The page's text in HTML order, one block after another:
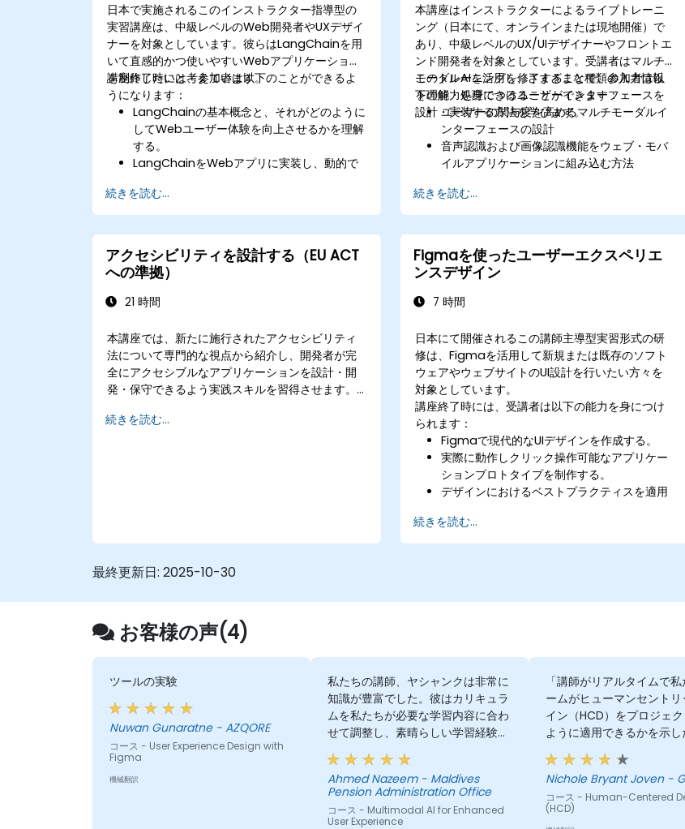
日本で実施されるこのインストラクター指導型の
実習講座は、中級レベルのWeb開発者やUXデザイ
ナーを対象としています。彼らはLangChainを用
いて直感的かつ使いやすいWebアプリケーション
を制作したいと考えています。
講座終了時には、参加者は以下のことができるよ
うになります：
LangChainの基本概念と、それがどのように
してWebユーザー体験を向上させるかを理解
する。
LangChainをWebアプリに実装し、動的で
APIをWebアプリに統合することで相互作用
性とユーザーのエンゲージメントを高める。
LangChainが提供する高度なカスタマイズ機
能を用いてユーザー体験を最適化する。
ユーザーの行動データを分析し、Webアプリ
のパフォーマンスおよび体験の微調整を行
う。
続きを読む...
本講座はインストラクターによるライブトレーニ
ング（日本にて、オンラインまたは現地開催）で
あり、中級レベルのUX/UIデザイナーやフロントエ
ンド開発者を対象としています。受講者はマルチ
モーダルAIを活用し、さまざまな種類の入力情報
を理解・処理できるユーザーインターフェースを
設計・実装する方法を学びます。
このトレーニングを修了することで、参加者は以
下の能力を身につけることができます：
ユーザーの関与度を高めるマルチモーダルイ
ンターフェースの設計
音声認識および画像認識機能をウェブ・モバ
イルアプリケーションに組み込む方法
性の高いUIを構築する技術
ユーザーデータの収集・処理における倫理的
側面への理解
続きを読む...
アクセシビリティを設計する（EU ACT
への準拠）
21 時間
本講座では、新たに施行されたアクセシビリティ
法について専門的な視点から紹介し、開発者が完
全にアクセシブルなアプリケーションを設計・開
発・保守できるよう実践スキルを習得させます。
い、その後すぐに実際のコーディング演習やツー
続きを読む...
Figmaを使ったユーザーエクスペリエ
ンスデザイン
7 時間
日本にて開催されるこの講師主導型実習形式の研
修は、Figmaを活用して新規または既存のソフト
ウェアやウェブサイトのUI設計を行いたい方々を
対象としています。
講座終了時には、受講者は以下の能力を身につけ
られます：
Figmaで現代的なUIデザインを作成する。
実際に動作しクリック操作可能なアプリケー
ションプロトタイプを制作する。
デザインにおけるベストプラクティスを適用
デザインプロジェクトの完成までの時間を短
縮する。
続きを読む...
最終更新日: 2025-10-30
お客様の声(4)
ツールの実験
Nuwan Gunaratne - AZQORE
コース - User Experience Design with
Figma
機械翻訳
私たちの講師、ヤシャンクは非常に
知識が豊富でした。彼はカリキュラ
ムを私たちが必要な学習内容に合わ
せて調整し、素晴らしい学習経験を
提供してくれました。彼が教えてい
る分野への理解は印象的で、実際の
経験に基づく洞察を共有し、仕事で
直面している実際の問題を解決する
ために支援してくれました。
Ahmed Nazeem - Maldives
Pension Administration Office
コース - Multimodal AI for Enhanced
User Experience
「講師がリアルタイムで
ームがヒューマンセント
イン（HCD）をプロジェ
ように適用できるかを示
は、非常に感謝しています
講師がプロジェクト全体を
ために時間を費やしてく
素晴らしい点でした。これ
UXとUIへのアプローチをよ
Nichole Bryant Joven -
コース - Human-Centered
(HCD)